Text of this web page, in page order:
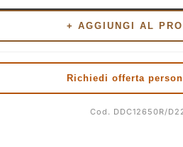
+ AGGIUNGI AL
Richiedi offerta
Cod. DDC12650R/